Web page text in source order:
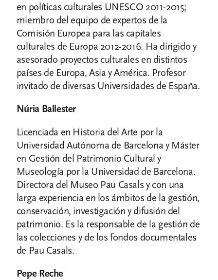
en políticas culturales UNESCO 2011-2015;
miembro del equipo de expertos de la
Comisión Europea para las capitales
culturales de Europa 2012-2016. Ha dirigido y
asesorado proyectos culturales en distintos
países de Europa, Asia y América. Profesor
invitado de diversas Universidades de España.
Núria Ballester
Licenciada en Historia del Arte por la
Universidad Autónoma de Barcelona y Máster
en Gestión del Patrimonio Cultural y
Museología por la Universidad de Barcelona.
Directora del Museo Pau Casals y con una
larga experiencia en los ámbitos de la gestión,
conservación, investigación y difusión del
patrimonio. Es la responsable de la gestión de
las colecciones y de los fondos documentales
de Pau Casals.
Pepe Reche